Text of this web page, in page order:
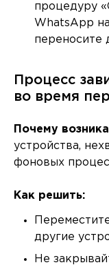
процедуру
WhatsApp
переносите
Процесс
во время
Почему
устройства,
фоновых
Как решить:
другие
Не